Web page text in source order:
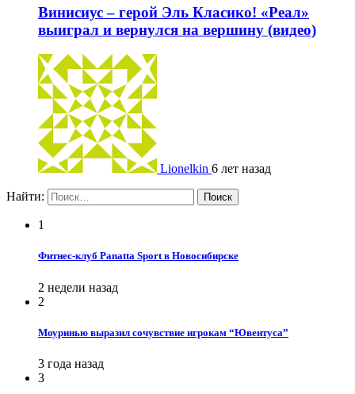
Винисиус – герой Эль Класико! «Реал»
выиграл и вернулся на вершину (видео)
Lionelkin 6 лет назад
Найти:
1
Фитнес-клуб Panatta Sport в Новосибирске
2 недели назад
2
Моуринью выразил сочувствие игрокам “Ювентуса”
3 года назад
3